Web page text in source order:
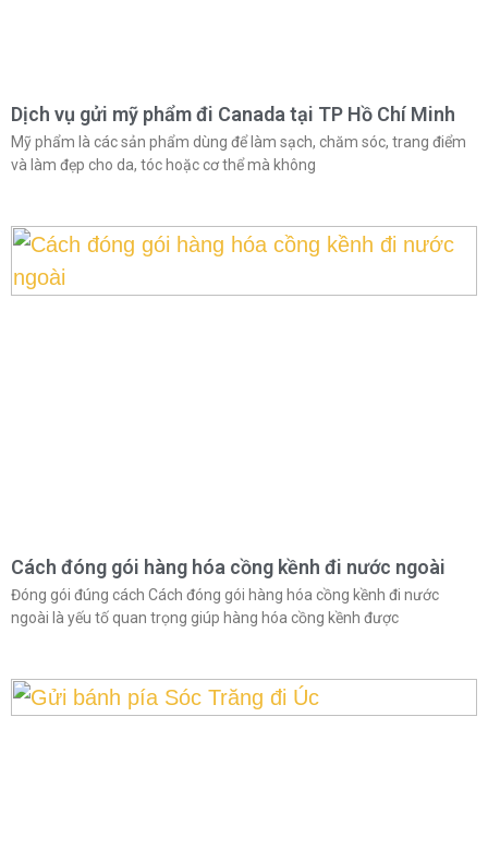
Dịch vụ gửi mỹ phẩm đi Canada tại TP Hồ Chí Minh
Mỹ phẩm là các sản phẩm dùng để làm sạch, chăm sóc, trang điểm
và làm đẹp cho da, tóc hoặc cơ thể mà không
Cách đóng gói hàng hóa cồng kềnh đi nước ngoài
Đóng gói đúng cách Cách đóng gói hàng hóa cồng kềnh đi nước
ngoài là yếu tố quan trọng giúp hàng hóa cồng kềnh được